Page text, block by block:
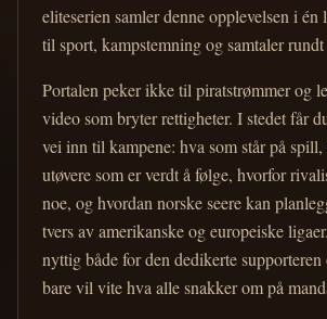
eliteserien samler denne opplevelsen i én
til sport, kampstemning og samtaler
Portalen peker ikke til piratstrømmer og
video som bryter rettigheter. I stedet får
vei inn til kampene: hva som står på
utøvere som er verdt å følge, hvorfor
noe, og hvordan norske seere kan
tvers av amerikanske og europeiske
nyttig både for den dedikerte
bare vil vite hva alle snakker om på